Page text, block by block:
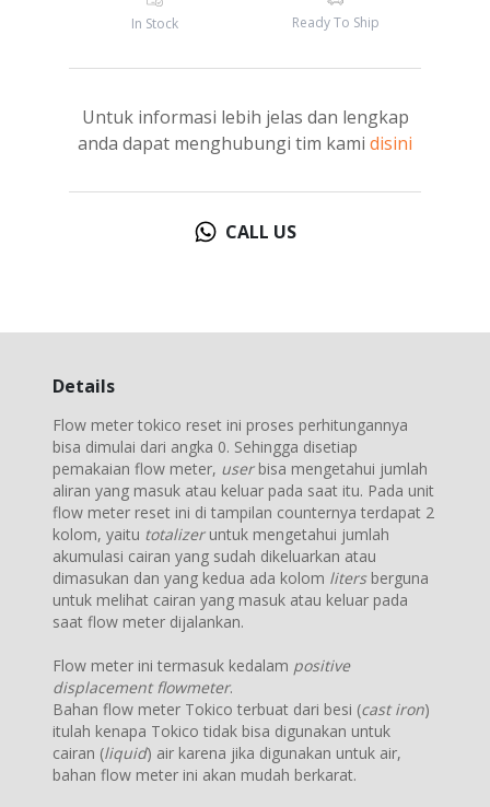
In Stock Ready To Ship
Untuk informasi lebih jelas dan lengkap
anda dapat menghubungi tim kami disini
CALL US
Details
Flow meter tokico reset ini proses perhitungannya
bisa dimulai dari angka 0. Sehingga disetiap
pemakaian flow meter, user bisa mengetahui jumlah
aliran yang masuk atau keluar pada saat itu. Pada unit
flow meter reset ini di tampilan counternya terdapat 2
kolom, yaitu totalizeruntuk mengetahui jumlah
akumulasi cairan yang sudah dikeluarkan atau
dimasukan dan yang kedua ada kolom litersberguna
untuk melihat cairan yang masuk atau keluar pada
saat flow meter dijalankan.
Flow meter ini termasuk kedalam positive
displacement flowmeter.
Bahan flow meter Tokico terbuat dari besi (cast iron)
itulah kenapa Tokico tidak bisa digunakan untuk
cairan (liquid) air karena jika digunakan untuk air,
bahan flow meter ini akan mudah berkarat.